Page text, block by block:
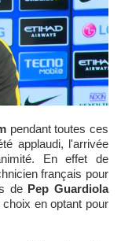
pendant toutes ces
applaudi, l'arrivée
En effet de
français pour
de Pep Guardiola
en optant pour